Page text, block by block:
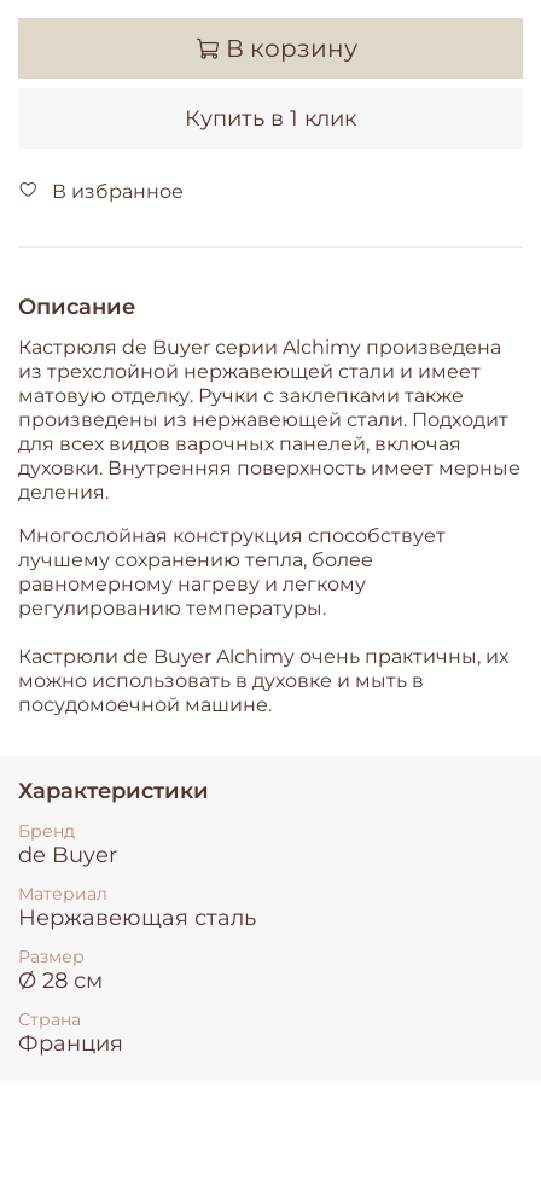
В корзину
Купить в 1 клик
В избранное
Описание
Кастрюля de Buyer серии Alchimy произведена
из трехслойной нержавеющей стали и имеет
матовую отделку. Ручки с заклепками также
произведены из нержавеющей стали. Подходит
для всех видов варочных панелей, включая
духовки. Внутренняя поверхность имеет мерные
деления.
Многослойная конструкция способствует
лучшему сохранению тепла, более
равномерному нагреву и легкому
регулированию температуры.
Кастрюли de Buyer Alchimy очень практичны, их
можно использовать в духовке и мыть в
посудомоечной машине.
Характеристики
Бренд
de Buyer
Материал
Нержавеющая сталь
Размер
Ø 28 см
Страна
Франция